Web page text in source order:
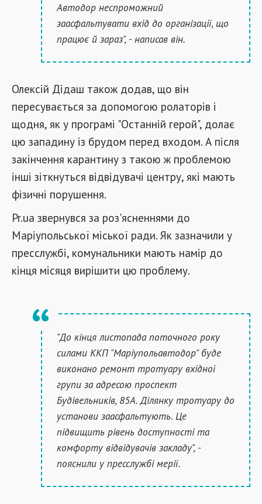
Автодор неспроможний
заасфальтувати вхід до організації, що
працює й зараз", - написав він.
Олексій Дідаш також додав, що він
пересувається за допомогою ролаторів і
щодня, як у програмі "Останній герой", долає
цю западину із брудом перед входом. А після
закінчення карантину з такою ж проблемою
інші зіткнуться відвідувачі центру, які мають
фізичні порушення.
Pr.ua звернувся за роз'ясненнями до
Маріупольської міської ради. Як зазначили у
пресслужбі, комунальники мають намір до
кінця місяця вирішити цю проблему.
"До кінця листопада поточного року
силами ККП "Маріупольавтодор" буде
виконано ремонт тротуару вхідної
групи за адресою проспект
Будівельників, 85А. Ділянку тротуару до
установи заасфальтують. Це
підвищить рівень доступності та
комфорту відвідувачів закладу", -
пояснили у пресслужбі мерії.